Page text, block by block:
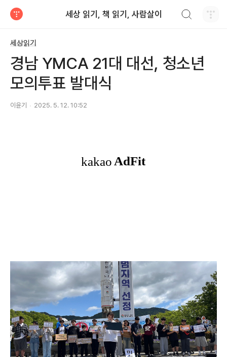
세상 읽기, 책 읽기, 사람살이
세상읽기
경남 YMCA 21대 대선, 청소년
모의투표 발대식
이윤기 2025. 5. 12. 10:52